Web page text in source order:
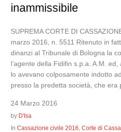
inammissibile
SUPREMA CORTE DI
marzo 2016, n. 5511 Ritenuto in
dinanzi al Tribunale di Bologna la
l’agente della Fidifin s.p.a. A.M.
lo avevano colposamente indotto
presso la predetta società, che era
24 Marzo 2016
by D'Isa
InCassazione civile 2016,Corte di